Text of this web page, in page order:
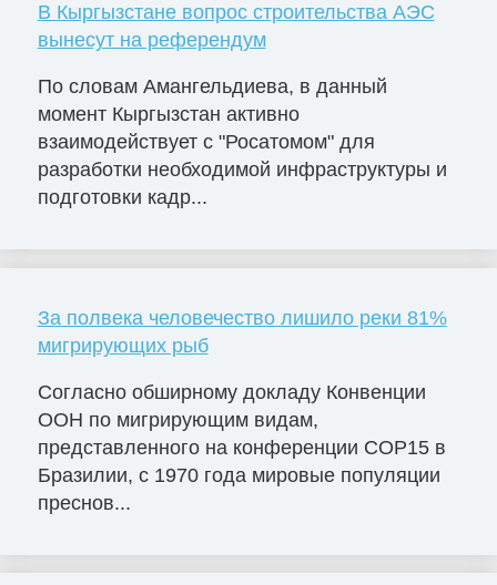
В Кыргызстане вопрос строительства АЭС
вынесут на референдум
По словам Амангельдиева, в данный
момент Кыргызстан активно
взаимодействует с "Росатомом" для
разработки необходимой инфраструктуры и
подготовки кадр...
За полвека человечество лишило реки 81%
мигрирующих рыб
Согласно обширному докладу Конвенции
ООН по мигрирующим видам,
представленного на конференции COP15 в
Бразилии, с 1970 года мировые популяции
преснов...